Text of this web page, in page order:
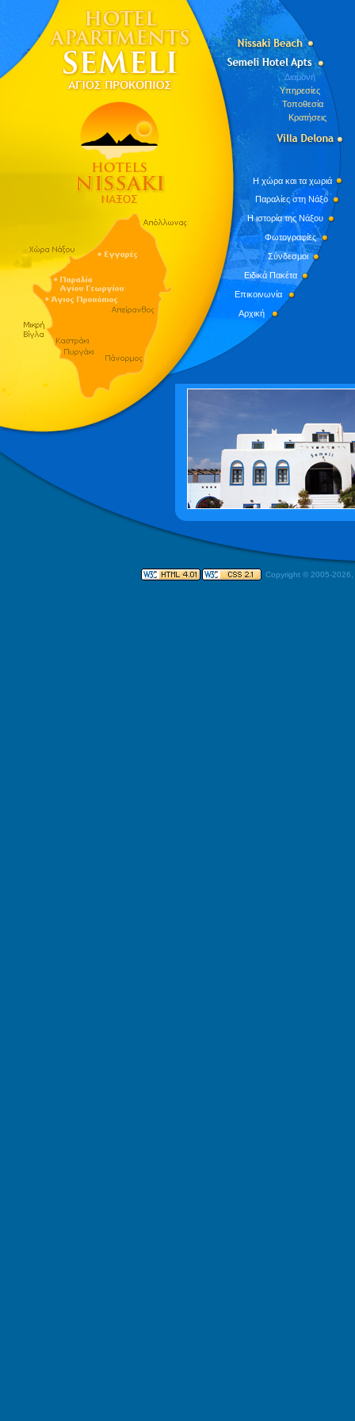
Διαμονή
Υπηρεσίες
Τοποθεσία
Κρατήσεις
Η χώρα και τα χωριά
Παραλίες στη Νάξο
Η ιστορία της Νάξου
Φωτογραφίες
Σύνδεσμοι
Ειδικά Πακέτα
Επικοινωνία
Αρχική
Copyright © 2005-2026,